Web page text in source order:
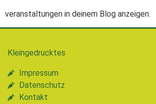
veranstaltungen in deinem Blog anzeigen.
Kleingedrucktes
Impressum
Datenschutz
Kontakt